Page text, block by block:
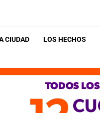
CIUDAD LOS HECHOS